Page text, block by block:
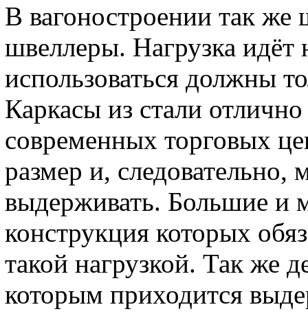
В вагоностроении так же
швеллеры. Нагрузка идёт
использоваться должны
Каркасы из стали
современных торговых
размер и, следовательно,
выдерживать. Большие и
конструкция которых
такой нагрузкой. Так же
которым приходится